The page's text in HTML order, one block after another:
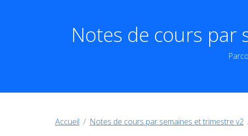
Notes de cours par
Accueil Notes de cours par semaines et trimestre v2